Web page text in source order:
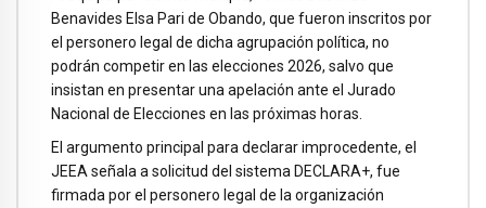
Benavides Elsa Pari de Obando, que fueron inscritos por
el personero legal de dicha agrupación política, no
podrán competir en las elecciones 2026, salvo que
insistan en presentar una apelación ante el Jurado
Nacional de Elecciones en las próximas horas.
El argumento principal para declarar improcedente, el
JEEA señala a solicitud del sistema DECLARA+, fue
firmada por el personero legal de la organización